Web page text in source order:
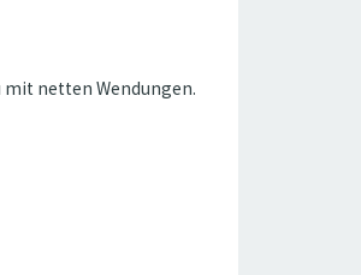
mit netten Wendungen.